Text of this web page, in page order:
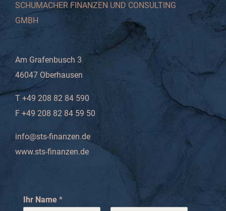
SCHUMACHER FINANZEN UND CONSULTING
GMBH
Am Grafenbusch 3
46047 Oberhausen
T +49 208 82 84 590
F +49 208 82 84 59 50
info@sts-finanzen.de
www.sts-finanzen.de
Ihr Name *